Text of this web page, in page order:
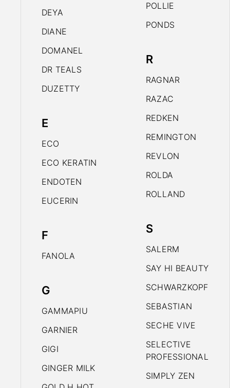
DEYA
DIANE
DOMANEL
DR TEALS
DUZETTY
E
ECO
ECO KERATIN
ENDOTEN
EUCERIN
F
FANOLA
G
GAMMAPIU
GARNIER
GIGI
GINGER MILK
POLLIE
PONDS
R
RAGNAR
RAZAC
REDKEN
REMINGTON
REVLON
ROLDA
ROLLAND
S
SALERM
SAY HI BEAUTY
SCHWARZKOPF
SEBASTIAN
SECHE VIVE
SELECTIVE
PROFESSIONAL
SIMPLY ZEN